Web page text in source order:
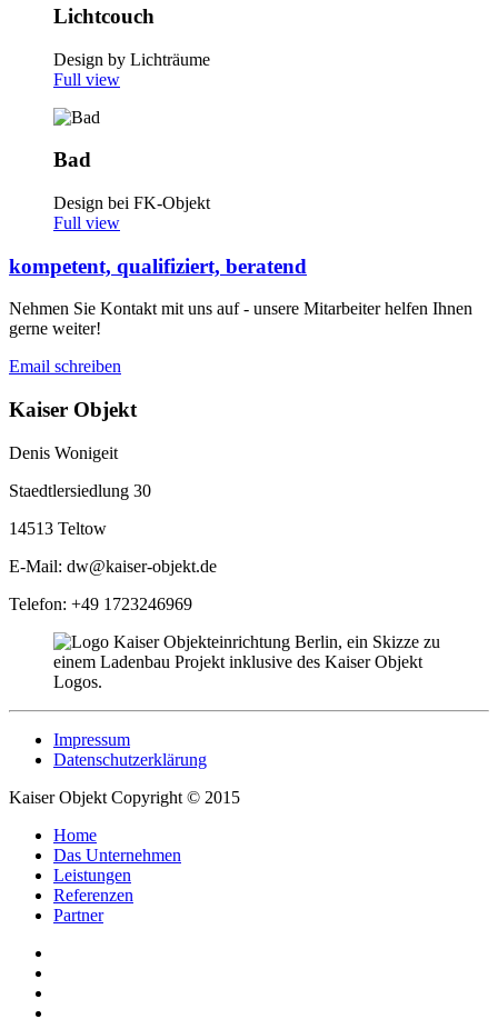
Lichtcouch
Design by Lichträume
Full view
Bad
Design bei FK-Objekt
Full view
kompetent, qualifiziert, beratend
Nehmen Sie Kontakt mit uns auf - unsere Mitarbeiter helfen Ihnen
gerne weiter!
Email schreiben
Kaiser Objekt
Denis Wonigeit
Staedtlersiedlung 30
14513 Teltow
E-Mail: dw@kaiser-objekt.de
Telefon: +49 1723246969
Impressum
Datenschutzerklärung
Kaiser Objekt Copyright © 2015
Home
Das Unternehmen
Leistungen
Referenzen
Partner